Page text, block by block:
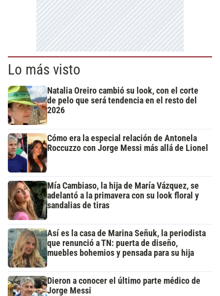
Lo más visto
Natalia Oreiro cambió su look, con el corte
de pelo que será tendencia en el resto del
2026
Cómo era la especial relación de Antonela
Roccuzzo con Jorge Messi más allá de Lionel
Mía Cambiaso, la hija de María Vázquez, se
adelantó a la primavera con su look floral y
sandalias de tiras
Así es la casa de Marina Señuk, la periodista
que renunció a TN: puerta de diseño,
muebles bohemios y pensada para su hija
Dieron a conocer el último parte médico de
Jorge Messi